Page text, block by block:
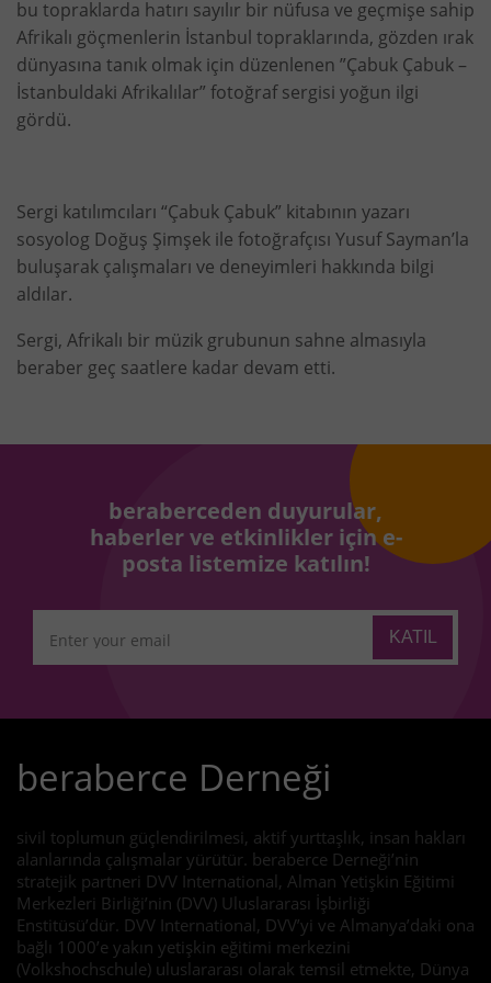
bu topraklarda hatırı sayılır bir nüfusa ve geçmişe sahip
Afrikalı göçmenlerin İstanbul topraklarında, gözden ırak
dünyasına tanık olmak için düzenlenen ”Çabuk Çabuk –
İstanbuldaki Afrikalılar” fotoğraf sergisi yoğun ilgi
gördü.
Sergi katılımcıları “Çabuk Çabuk” kitabının yazarı
sosyolog Doğuş Şimşek ile fotoğrafçısı Yusuf Sayman’la
buluşarak çalışmaları ve deneyimleri hakkında bilgi
aldılar.
Sergi, Afrikalı bir müzik grubunun sahne almasıyla
beraber geç saatlere kadar devam etti.
beraberceden duyurular,
haberler ve etkinlikler için e-
posta listemize katılın!
beraberce Derneği
sivil toplumun güçlendirilmesi, aktif yurttaşlık, insan hakları
alanlarında çalışmalar yürütür. beraberce Derneği’nin
stratejik partneri DVV International, Alman Yetişkin Eğitimi
Merkezleri Birliği’nin (DVV) Uluslararası İşbirliği
Enstitüsü’dür. DVV International, DVV’yi ve Almanya’daki ona
bağlı 1000’e yakın yetişkin eğitimi merkezini
(Volkshochschule) uluslararası olarak temsil etmekte, Dünya